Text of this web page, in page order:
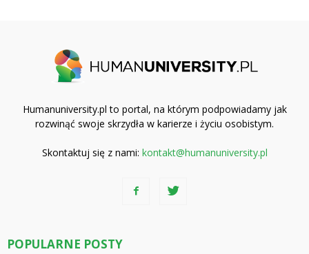
Humanuniversity.pl to portal, na którym podpowiadamy jak
rozwinąć swoje skrzydła w karierze i życiu osobistym.
Skontaktuj się z nami: kontakt@humanuniversity.pl
POPULARNE POSTY